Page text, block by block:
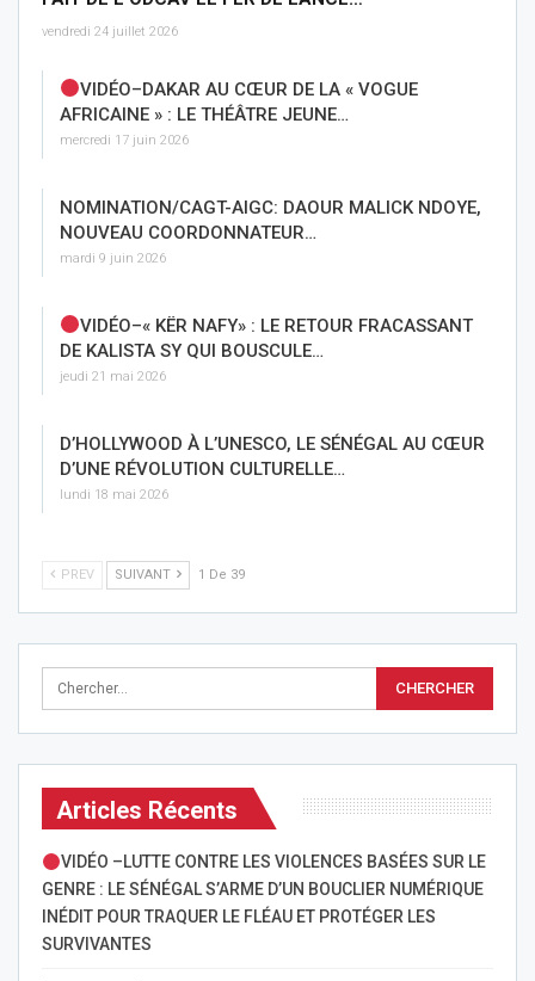
vendredi 24 juillet 2026
VIDÉO–DAKAR AU CŒUR DE LA « VOGUE
AFRICAINE » : LE THÉÂTRE JEUNE…
mercredi 17 juin 2026
NOMINATION/CAGT-AIGC: DAOUR MALICK NDOYE,
NOUVEAU COORDONNATEUR…
mardi 9 juin 2026
VIDÉO–« KËR NAFY» : LE RETOUR FRACASSANT
DE KALISTA SY QUI BOUSCULE…
jeudi 21 mai 2026
D’HOLLYWOOD À L’UNESCO, LE SÉNÉGAL AU CŒUR
D’UNE RÉVOLUTION CULTURELLE…
lundi 18 mai 2026
PREV SUIVANT 1 De 39
Articles Récents
VIDÉO –LUTTE CONTRE LES VIOLENCES BASÉES SUR LE
GENRE : LE SÉNÉGAL S’ARME D’UN BOUCLIER NUMÉRIQUE
INÉDIT POUR TRAQUER LE FLÉAU ET PROTÉGER LES
SURVIVANTES